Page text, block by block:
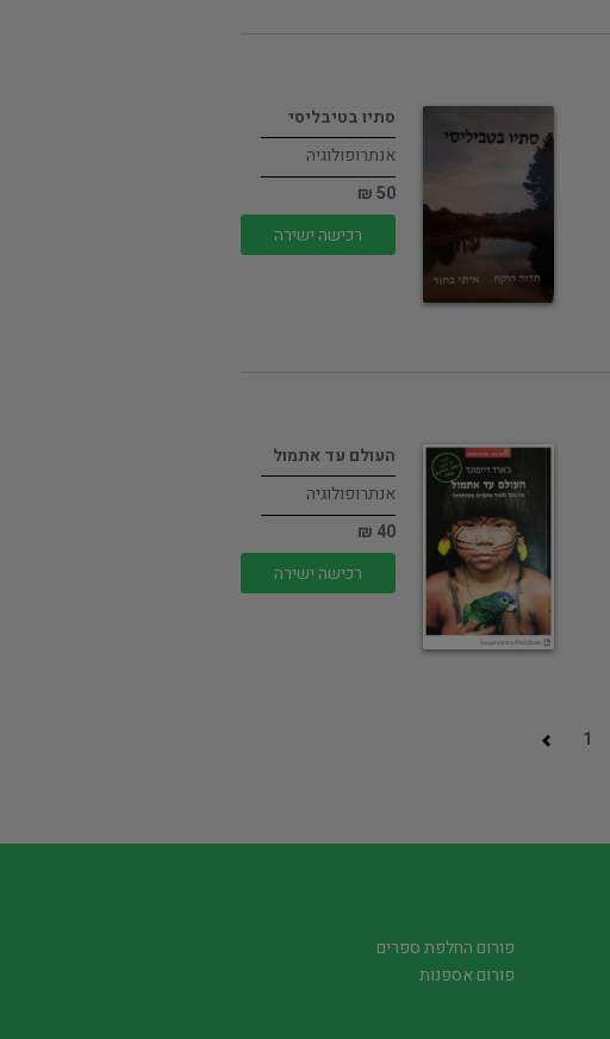
סתיו בטיבליסי
אנתרופולוגיה
50 ₪
רכישה ישירה
העולם עד אתמול
אנתרופולוגיה
40 ₪
רכישה ישירה
1
פורום החלפת ספרים
פורום אספנות